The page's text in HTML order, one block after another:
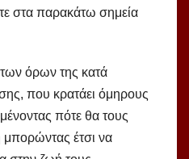
στα παρακάτω σημεία
όρων της κατά
που κρατάει όμηρους
πότε θα τους
μπορώντας έτσι να